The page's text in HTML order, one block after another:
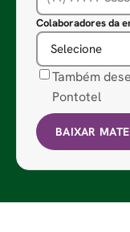
Colaboradores da
Também
Pontotel
BAIXAR